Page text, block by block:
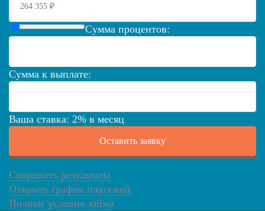
Сумма процентов:
Сумма к выплате:
Ваша ставка: 2% в месяц
Оставить заявку
Сохранить результаты
Открыть график платежей
Полные условия займа